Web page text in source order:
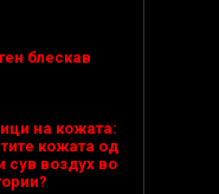
блескав
на кожата:
кожата од
сув воздух во